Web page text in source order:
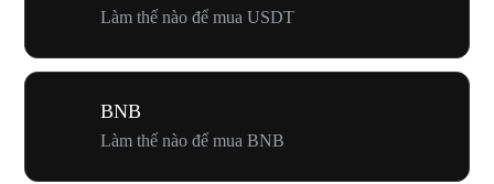
Làm thế nào để mua USDT
BNB
Làm thế nào để mua BNB